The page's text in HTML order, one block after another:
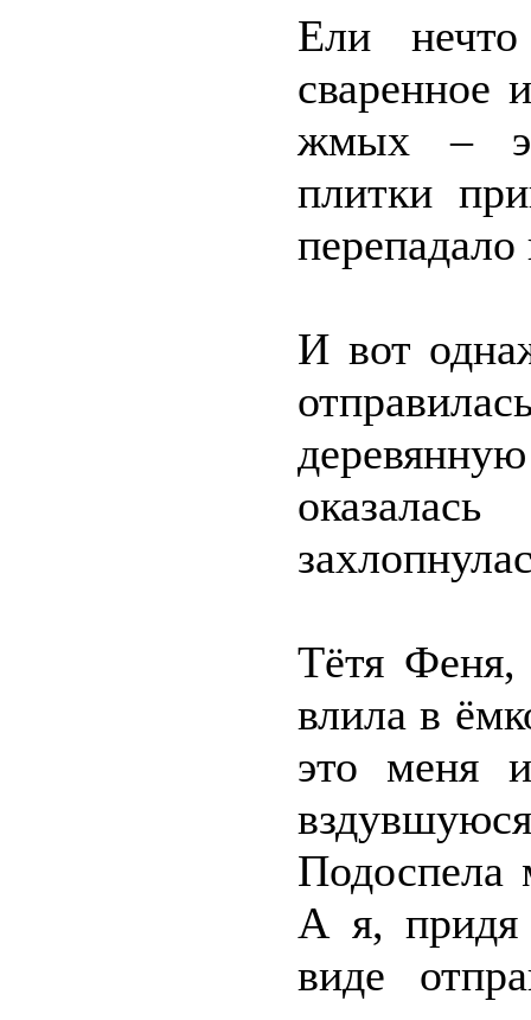
Ели
сваренное
жмых –
плитки
И вот
Тётя Феня,
влила в
это меня
Подоспела
А я, придя
виде